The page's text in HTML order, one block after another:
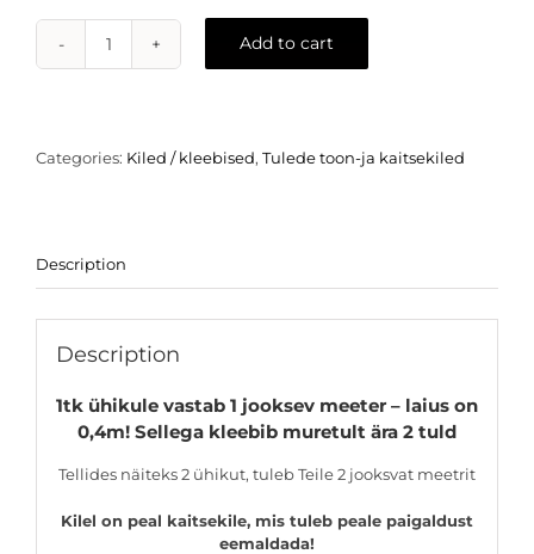
Kaitsev
toonkile
must
Add to cart
Categories: Kiled / kleebised, Tulede toon-ja kaitsekiled
Description
Description
1tk ühikule vastab 1 jooksev meeter – laius on
0,4m! Sellega kleebib muretult ära 2 tuld
Tellides näiteks 2 ühikut, tuleb Teile 2 jooksvat meetrit
Kilel on peal kaitsekile, mis tuleb peale paigaldust
eemaldada!